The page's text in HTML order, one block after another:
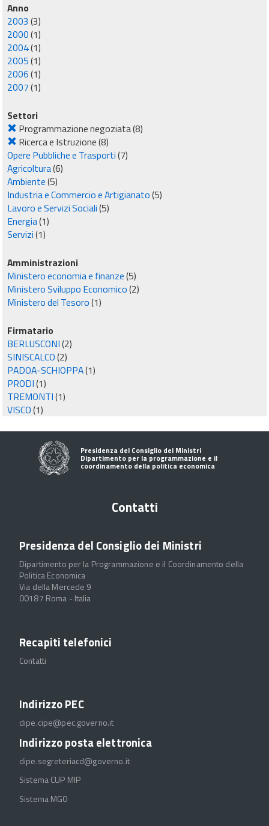
Anno
2003 (3)
2000(1)
2004(1)
2005(1)
2006(1)
2007(1)
Settori
Programmazione negoziata(8)
Ricerca e Istruzione(8)
Opere Pubbliche e Trasporti(7)
Agricoltura(6)
Ambiente(5)
Industria e Commercio e Artigianato(5)
Lavoro e Servizi Sociali(5)
Energia(1)
Servizi(1)
Amministrazioni
Ministero economia e finanze(5)
Ministero Sviluppo Economico(2)
Ministero del Tesoro(1)
Firmatario
BERLUSCONI(2)
SINISCALCO(2)
PADOA-SCHIOPPA(1)
PRODI(1)
TREMONTI(1)
VISCO(1)
Presidenza del Consiglio dei Ministri
Dipartimento per la programmazione e il
coordinamento della politica economica
Contatti
Presidenza del Consiglio dei Ministri
Dipartimento per la Programmazione e il Coordinamento della
Politica Economica
Via della Mercede 9
00187 Roma - Italia
Recapiti telefonici
Contatti
Indirizzo PEC
dipe.cipe@pec.governo.it
Indirizzo posta elettronica
dipe.segreteriacd@governo.it
Sistema CUP MIP
Sistema MGO